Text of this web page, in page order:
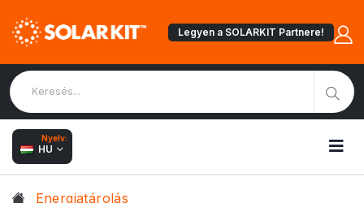
Legyen a SOLARKIT Partnere!
Nyelv:
HU
Energiatárolás